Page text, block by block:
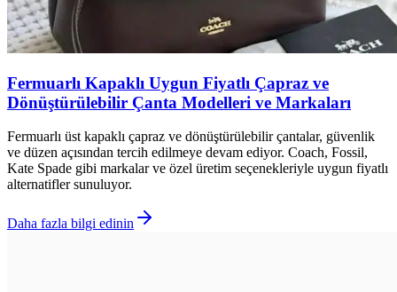
Fermuarlı Kapaklı Uygun Fiyatlı Çapraz ve
Dönüştürülebilir Çanta Modelleri ve Markaları
Fermuarlı üst kapaklı çapraz ve dönüştürülebilir çantalar, güvenlik
ve düzen açısından tercih edilmeye devam ediyor. Coach, Fossil,
Kate Spade gibi markalar ve özel üretim seçenekleriyle uygun fiyatlı
alternatifler sunuluyor.
Daha fazla bilgi edinin